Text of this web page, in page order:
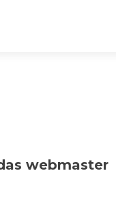
webmaster